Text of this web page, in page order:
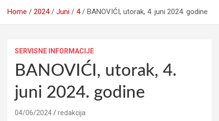
Home 2024 Juni 4 BANOVIĆI, utorak, 4. juni 2024. godine
SERVISNE INFORMACIJE
BANOVIĆI, utorak, 4.
juni 2024. godine
04/06/2024 redakcija